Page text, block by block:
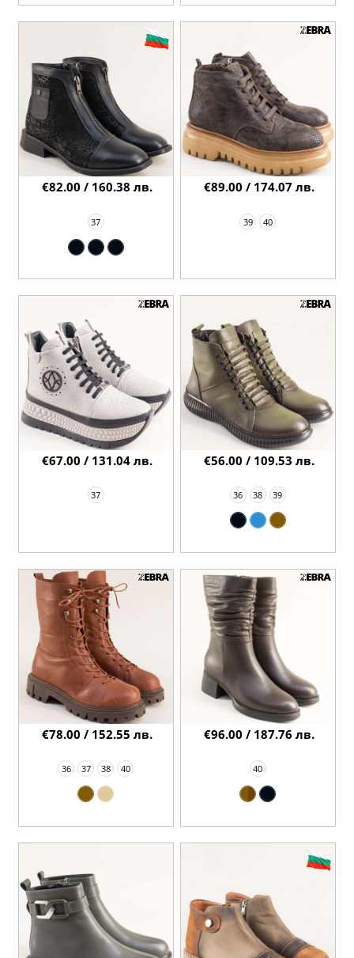
37
€82.00 / 160.38 лв.
39 40
€89.00 / 174.07 лв.
37
€67.00 / 131.04 лв.
36 38 39
€56.00 / 109.53 лв.
36 37 38 40
€78.00 / 152.55 лв.
40
€96.00 / 187.76 лв.